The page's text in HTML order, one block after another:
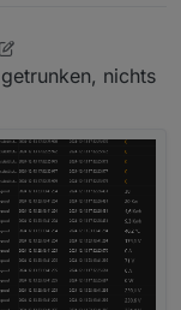
nichts